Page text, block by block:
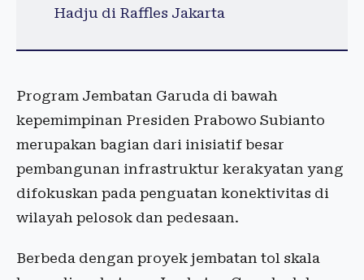
Hadju di Raffles Jakarta
Program Jembatan Garuda di bawah
kepemimpinan Presiden Prabowo Subianto
merupakan bagian dari inisiatif besar
pembangunan infrastruktur kerakyatan yang
difokuskan pada penguatan konektivitas di
wilayah pelosok dan pedesaan.
Berbeda dengan proyek jembatan tol skala